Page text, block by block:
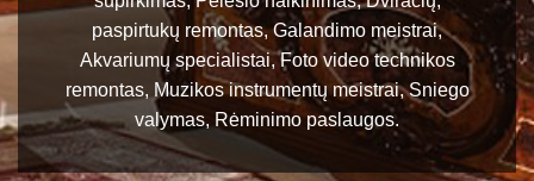
paspirtukų remontas, Galandimo meistrai,
Akvariumų specialistai, Foto video technikos
remontas, Muzikos instrumentų meistrai, Sniego
valymas, Rėminimo paslaugos.